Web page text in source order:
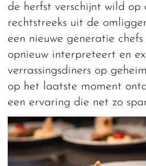
de herfst verschijnt wild
rechtstreeks uit de
een nieuwe generatie
opnieuw interpreteert en
verrassingsdiners op
op het laatste moment
een ervaring die net zo